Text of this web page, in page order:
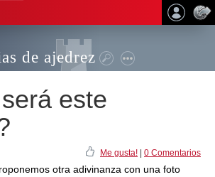
de ajedrez
este
Me gusta! 0 Comentarios
otra adivinanza con una foto